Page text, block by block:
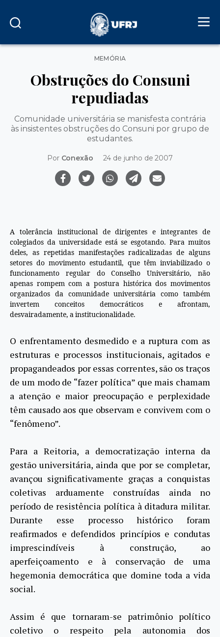
Categorias
MEMÓRIA
Obstruções do Consuni
repudiadas
Comunidade universitária se manisfesta contrária
às insistentes obstruções do Consuni por grupo de
estudantes.
Por Conexão 24 de junho de 2007
A tolerância institucional de dirigentes e integrantes de
colegiados da universidade está se esgotando. Para muitos
deles, as repetidas manifestações radicalizadas de alguns
setores do movimento estudantil, que têm inviabilizado o
funcionamento regular do Conselho Universitário, não
apenas rompem com a postura histórica dos movimentos
organizados da comunidade universitária como também
invertem conceitos democráticos e afrontam,
desvairadamente, a institucionalidade.
O enfrentamento desmedido e a ruptura com as
estruturas e processos institucionais, agitados e
propagandeados por essas correntes, são os traços
de um modo de “fazer política” que mais chamam
a atenção e maior preocupação e perplexidade
têm causado aos que observam e convivem com o
“fenômeno”.
Para a Reitoria, a democratização interna da
gestão universitária, ainda que por se completar,
avançou significativamente graças a conquistas
coletivas arduamente construídas ainda no
período de resistência política à ditadura militar.
Durante esse processo histórico foram
reafirmados e defendidos princípios e condutas
imprescindíveis à construção, ao
aperfeiçoamento e à conservação de uma
hegemonia democrática que domine toda a vida
social.
Assim é que tornaram-se patrimônio político
coletivo o respeito pela autonomia dos